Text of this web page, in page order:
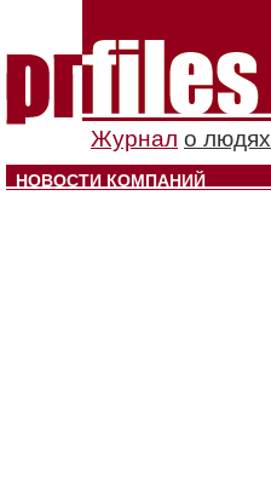
Журнал о людях
НОВОСТИ КОМПАНИЙ